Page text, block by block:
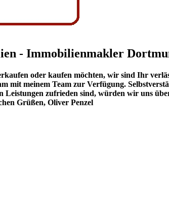
- Immobilienmakler
oder kaufen möchten, wir sind Ihr
mit meinem Team zur Verfügung.
Leistungen zufrieden sind, würden wir uns
Grüßen, Oliver Penzel